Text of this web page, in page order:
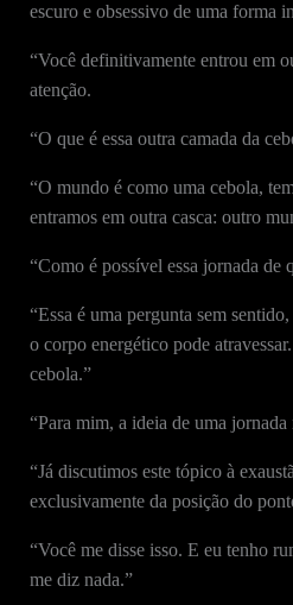
escuro e obsessivo de uma forma
“Você definitivamente entrou em
atenção.
“O que é essa outra camada da
“O mundo é como uma cebola,
entramos em outra casca: outro
“Como é possível essa jornada de
“Essa é uma pergunta sem
o corpo energético pode
cebola.”
“Para mim, a ideia de uma
“Já discutimos este tópico à
exclusivamente da posição do
“Você me disse isso. E eu tenho
me diz nada.”